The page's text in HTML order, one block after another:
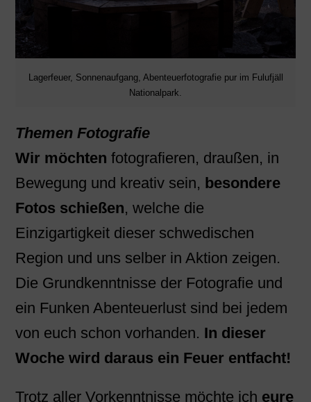
Lagerfeuer, Sonnenaufgang, Abenteuerfotografie pur im Fulufjäll
Nationalpark.
Themen Fotografie
Wir möchten fotografieren, draußen, in
Bewegung und kreativ sein, besondere
Fotos schießen, welche die
Einzigartigkeit dieser schwedischen
Region und uns selber in Aktion zeigen.
Die Grundkenntnisse der Fotografie und
ein Funken Abenteuerlust sind bei jedem
von euch schon vorhanden. In dieser
Woche wird daraus ein Feuer entfacht!
Trotz aller Vorkenntnisse möchte ich eure